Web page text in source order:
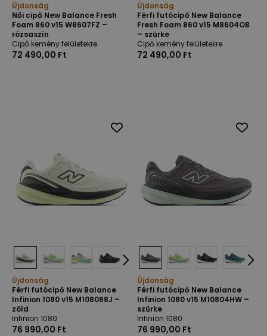
Újdonság
Női cipő New Balance Fresh
Foam 860 v15 W8607FZ –
rózsaszín
Cipő kemény felületekre
72 490,00 Ft
Újdonság
Férfi futócipő New Balance
Fresh Foam 860 v15 M8604OB
– szürke
Cipő kemény felületekre
72 490,00 Ft
Újdonság
Férfi futócipő New Balance
Infinion 1080 v15 M108068J –
zöld
Infinion 1080
76 990,00 Ft
Újdonság
Férfi futócipő New Balance
Infinion 1080 v15 M10804HW –
szürke
Infinion 1080
76 990,00 Ft